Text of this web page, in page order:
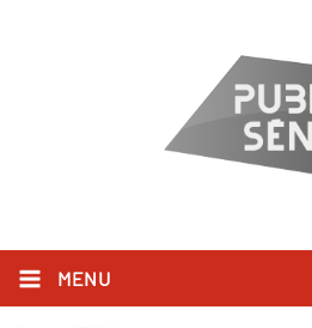
MENU
Nicoletta.JPG